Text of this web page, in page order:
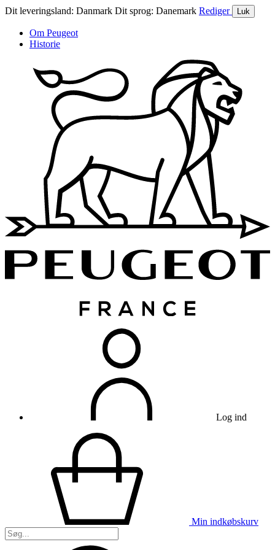
Dit leveringsland: Danmark Dit sprog: Danemark Rediger Luk
Om Peugeot
Historie
Log ind
Min indkøbskurv